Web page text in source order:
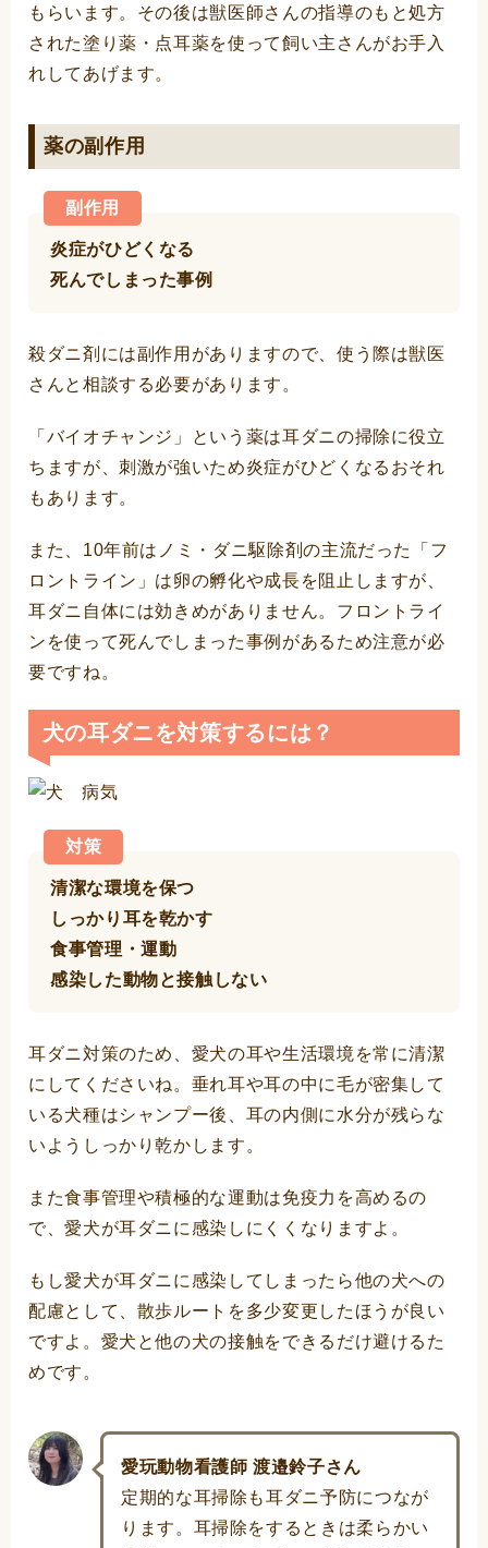
もらいます。その後は獣医師さんの指導のもと処方
された塗り薬・点耳薬を使って飼い主さんがお手入
れしてあげます。
薬の副作用
副作用
炎症がひどくなる
死んでしまった事例
殺ダニ剤には副作用がありますので、使う際は獣医
さんと相談する必要があります。
「バイオチャンジ」という薬は耳ダニの掃除に役立
ちますが、刺激が強いため炎症がひどくなるおそれ
もあります。
また、10年前はノミ・ダニ駆除剤の主流だった「フ
ロントライン」は卵の孵化や成長を阻止しますが、
耳ダニ自体には効きめがありません。フロントライ
ンを使って死んでしまった事例があるため注意が必
要ですね。
犬の耳ダニを対策するには？
対策
清潔な環境を保つ
しっかり耳を乾かす
食事管理・運動
感染した動物と接触しない
耳ダニ対策のため、愛犬の耳や生活環境を常に清潔
にしてくださいね。垂れ耳や耳の中に毛が密集して
いる犬種はシャンプー後、耳の内側に水分が残らな
いようしっかり乾かします。
また食事管理や積極的な運動は免疫力を高めるの
で、愛犬が耳ダニに感染しにくくなりますよ。
もし愛犬が耳ダニに感染してしまったら他の犬への
配慮として、散歩ルートを多少変更したほうが良い
ですよ。愛犬と他の犬の接触をできるだけ避けるた
めです。
愛玩動物看護師 渡邉鈴子さん
定期的な耳掃除も耳ダニ予防につなが
ります。耳掃除をするときは柔らかい